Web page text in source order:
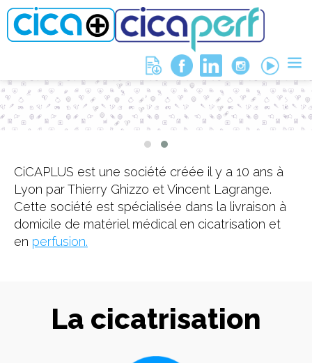
Bien plus que la cicatrisation
CiCAPLUS est une société créée il y a 10 ans à
Lyon par Thierry Ghizzo et Vincent Lagrange.
Cette société est spécialisée dans la livraison à
domicile de matériel médical en cicatrisation et
en perfusion.
La cicatrisation